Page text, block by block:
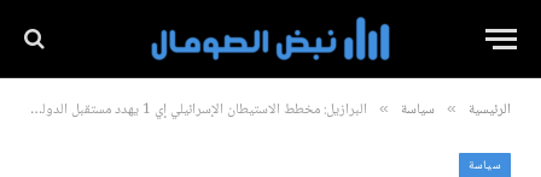
الرئيسية » سياسة » البرازيل: مخطط الاستيطان الإسرائيلي إي 1 يهدد مستقبل الدولة الفلسطينية
سياسة